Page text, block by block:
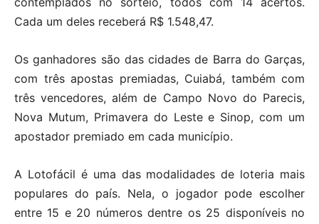
Cada um deles receberá R$ 1.548,47.
Os ganhadores são das cidades de Barra do Garças,
com três apostas premiadas, Cuiabá, também com
três vencedores, além de Campo Novo do Parecis,
Nova Mutum, Primavera do Leste e Sinop, com um
apostador premiado em cada município.
A Lotofácil é uma das modalidades de loteria mais
populares do país. Nela, o jogador pode escolher
entre 15 e 20 números dentre os 25 disponíveis no